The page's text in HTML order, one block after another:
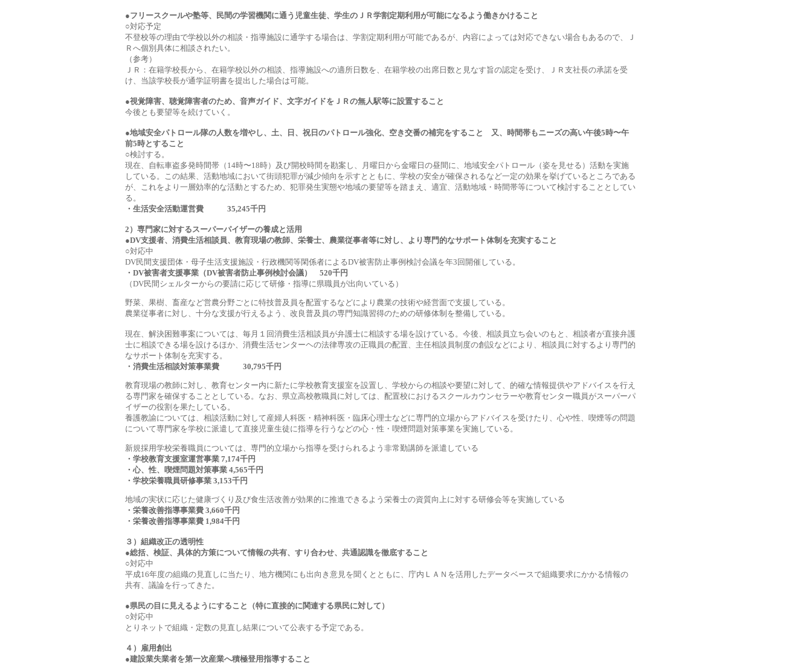
●フリースクールや塾等、民間の学習機関に通う児童生徒、学生のＪＲ学割定期利用が可能になるよう働きかけること
○対応予定
不登校等の理由で学校以外の相談・指導施設に通学する場合は、学割定期利用が可能であるが、内容によっては対応できない場合もあるので、Ｊ
Ｒへ個別具体に相談されたい。
（参考）
ＪＲ：在籍学校長から、在籍学校以外の相談、指導施設への適所日数を、在籍学校の出席日数と見なす旨の認定を受け、ＪＲ支社長の承諾を受
け、当該学校長が通学証明書を提出した場合は可能。
●視覚障害、聴覚障害者のため、音声ガイド、文字ガイドをＪＲの無人駅等に設置すること
今後とも要望等を続けていく。
●地域安全パトロール隊の人数を増やし、土、日、祝日のパトロール強化、空き交番の補完をすること 又、時間帯もニーズの高い午後5時〜午
前5時とすること
○検討する。
現在、自転車盗多発時間帯（14時〜18時）及び開校時間を勘案し、月曜日から金曜日の昼間に、地域安全パトロール（姿を見せる）活動を実施
している。この結果、活動地域において街頭犯罪が減少傾向を示すとともに、学校の安全が確保されるなど一定の効果を挙げているところである
が、これをより一層効率的な活動とするため、犯罪発生実態や地域の要望等を踏まえ、適宜、活動地域・時間帯等について検討することとしてい
る。
・生活安全活動運営費 35,245千円
2）専門家に対するスーパーパイザーの養成と活用
●DV支援者、消費生活相談員、教育現場の教師、栄養士、農業従事者等に対し、より専門的なサポート体制を充実すること
○対応中
DV民間支援団体・母子生活支援施設・行政機関等閑係者によるDV被害防止事例検討会議を年3回開催している。
・DV被害者支援事業（DV被害者防止事例検討会議） 520千円
（DV民間シェルターからの要請に応じて研修・指導に県職員が出向いている）
野菜、果樹、畜産など営農分野ごとに特技普及員を配置するなどにより農業の技術や経営面で支援している。
農業従事者に対し、十分な支援が行えるよう、改良普及員の専門知識習得のための研修体制を整備している。
現在、解決困難事案については、毎月１回消費生活相談員が弁護士に相談する場を設けている。今後、相談員立ち会いのもと、相談者が直接弁護
士に相談できる場を設けるほか、消費生活センターヘの法律専攻の正職員の配置、主任相談員制度の創設などにより、相談員に対するより専門的
なサポート体制を充実する。
・消費生活相談対策事業費 30,795千円
教育現場の教師に対し、教育センター内に新たに学校教育支援室を設置し、学校からの相談や要望に対して、的確な情報提供やアドバイスを行え
る専門家を確保することとしている。なお、県立高校教職員に対しては、配置校におけるスクールカウンセラーや教育センター職員がスーパーパ
イザーの役割を果たしている。
養護教諭については、相談活動に対して産婦人科医・精神科医・臨床心理士などに専門的立場からアドバイスを受けたり、心や性、喫煙等の問題
について専門家を学校に派遣して直接児童生徒に指導を行うなどの心・性・喫煙問題対策事業を実施している。
新規採用学校栄養職員については、専門的立場から指導を受けられるよう非常勤講師を派遣している
・学校教育支援室運営事業 7,174千円
・心、性、喫煙問題対策事業 4,565千円
・学校栄養職員研修事業 3,153千円
地域の実状に応じた健康づくり及び食生活改善が効果的に推進できるよう栄養士の資質向上に対する研修会等を実施している
・栄養改善指導事業費 3,660千円
・栄養改善指導事業費 1,984千円
３）組織改正の透明性
●総括、検証、具体的方策について情報の共有、すり合わせ、共通認識を徹底すること
○対応中
平成16年度の組織の見直しに当たり、地方機関にも出向き意見を聞くとともに、庁内ＬＡＮを活用したデータベースで組織要求にかかる情報の
共有、議論を行ってきた。
●県民の目に見えるようにすること（特に直接的に関連する県民に対して）
○対応中
とりネットで組織・定数の見直し結果について公表する予定である。
４）雇用創出
●建設業失業者を第一次産業へ積極登用指導すること